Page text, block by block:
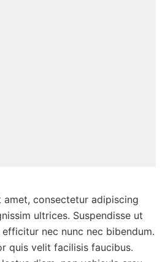
consectetur adipiscing
ultrices. Suspendisse ut
nec nunc nec bibendum.
quis velit facilisis faucibus.